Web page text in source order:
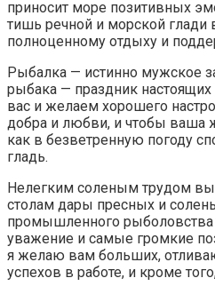
приносит море позитивных
тишь речной и морской глади
полноценному отдыху и
Рыбалка — истинно мужское
рыбака — праздник
вас и желаем хорошего
добра и любви, и чтобы ваша
как в безветренную погоду
гладь.
Нелегким соленым трудом
столам дары пресных и
промышленного рыболовства
уважение и самые громкие
я желаю вам больших,
успехов в работе, и кроме